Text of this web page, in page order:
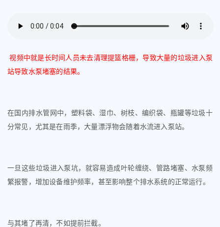
视频中就是长时间人员未去清理提篮格栅，导致大量的垃圾进入泵
站导致水泵堵塞的结果。
在国内排水管网中，塑料袋、湿巾、树枝、编织袋、瓶罐等垃圾十
分常见，尤其是在雨季，大量漂浮物会随着水流进入泵站。
一旦这些垃圾进入泵坑，就容易造成叶轮缠绕、管路堵塞、水泵频
繁报警，增加设备维护频率，甚至影响整个排水系统的正常运行。
与其堵了再清，不如提前拦截。